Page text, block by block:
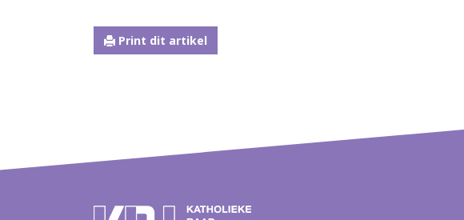
Print dit artikel